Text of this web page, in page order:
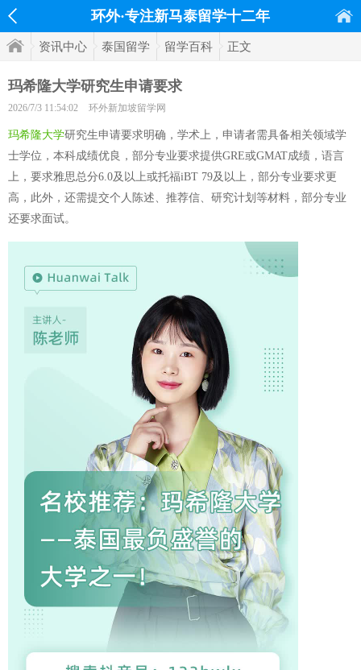
环外·专注新马泰留学十二年
资讯中心 泰国留学 留学百科 正文
玛希隆大学研究生申请要求
2026/7/3 11:54:02 环外新加坡留学网
玛希隆大学研究生申请要求明确，学术上，申请者需具备相关领域学
士学位，本科成绩优良，部分专业要求提供GRE或GMAT成绩，语言
上，要求雅思总分6.0及以上或托福iBT 79及以上，部分专业要求更
高，此外，还需提交个人陈述、推荐信、研究计划等材料，部分专业
还要求面试。